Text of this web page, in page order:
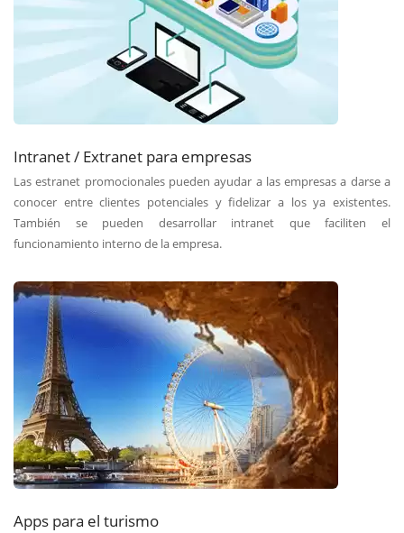
Intranet / Extranet para empresas
Las estranet promocionales pueden ayudar a las empresas a darse a
conocer entre clientes potenciales y fidelizar a los ya existentes.
También se pueden desarrollar intranet que faciliten el
funcionamiento interno de la empresa.
Apps para el turismo